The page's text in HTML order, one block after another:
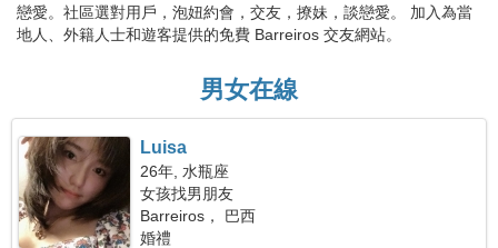
戀愛。社區選對用戶，泡妞約會，交友，撩妹，談戀愛。 加入為當
地人、外籍人士和遊客提供的免費 Barreiros 交友網站。
男女在線
Luisa
26年, 水瓶座
女孩找男朋友
Barreiros， 巴西
婚禮